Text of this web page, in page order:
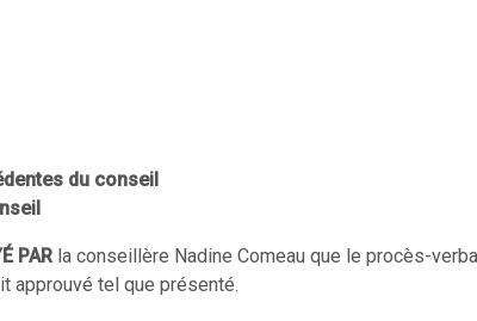
du conseil
PAR la conseillère Nadine Comeau que le procès-
approuvé tel que présenté.